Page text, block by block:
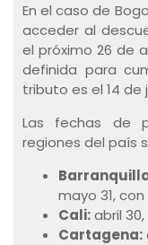
En el caso de
acceder al
el próximo 26 de
definida para
tributo es el 14 de
Las fechas de
regiones del país
mayo 31,
Cali:abril
Cartagena: